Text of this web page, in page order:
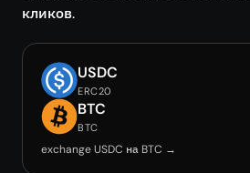
кликов.
USDC
ERC20
BTC
BTC
exchange USDC на BTC →